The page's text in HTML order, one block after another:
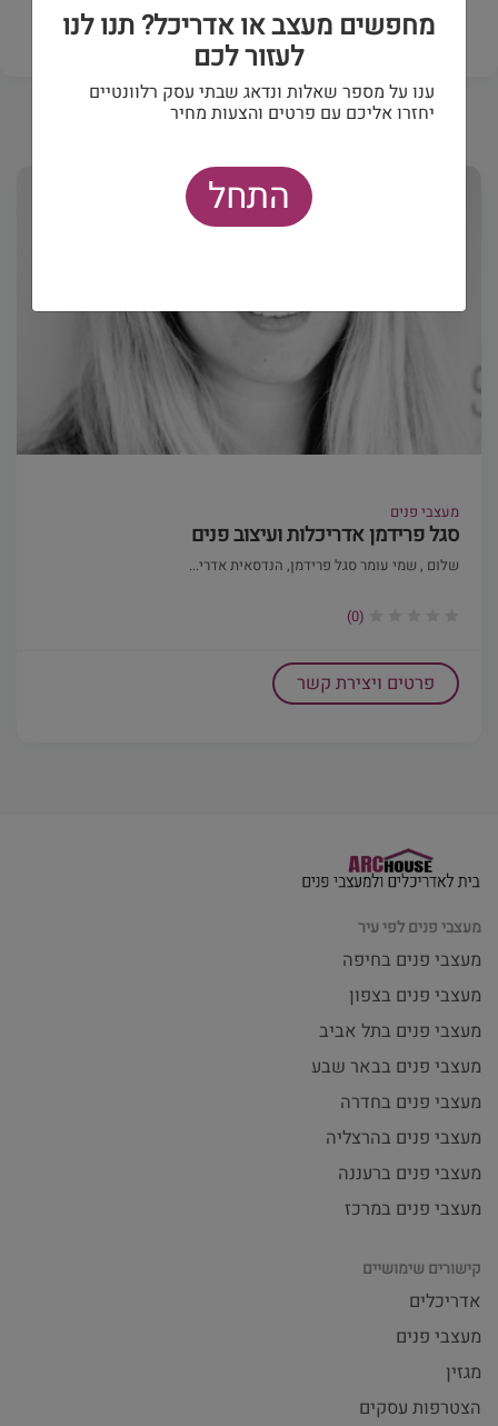
מעצבי פנים
סגל פרידמן אדריכלות ועיצוב פנים
שלום , שמי עומר סגל פרידמן, הנדסאית אדרי...
(0)
פרטים ויצירת קשר
מעצבי פנים לפי עיר
מעצבי פנים בחיפה
מעצבי פנים בצפון
מעצבי פנים בתל אביב
מעצבי פנים בבאר שבע
מעצבי פנים בחדרה
מעצבי פנים בהרצליה
מעצבי פנים ברעננה
מעצבי פנים במרכז
קישורים שימושיים
אדריכלים
מעצבי פנים
מגזין
הצטרפות עסקים
מחפשים מעצב או אדריכל? תנו לנו
לעזור לכם
ענו על מספר שאלות ונדאג שבתי עסק רלוונטיים
יחזרו אליכם עם פרטים והצעות מחיר
התחל